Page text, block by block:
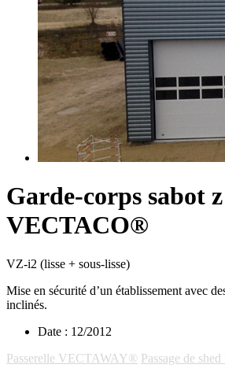
Garde-corps sabot
VECTACO®
VZ-i2 (lisse + sous-lisse)
Mise en sécurité d’un établissement avec
inclinés.
Date : 12/2012
Passerelle VECTAWAY® Passage de